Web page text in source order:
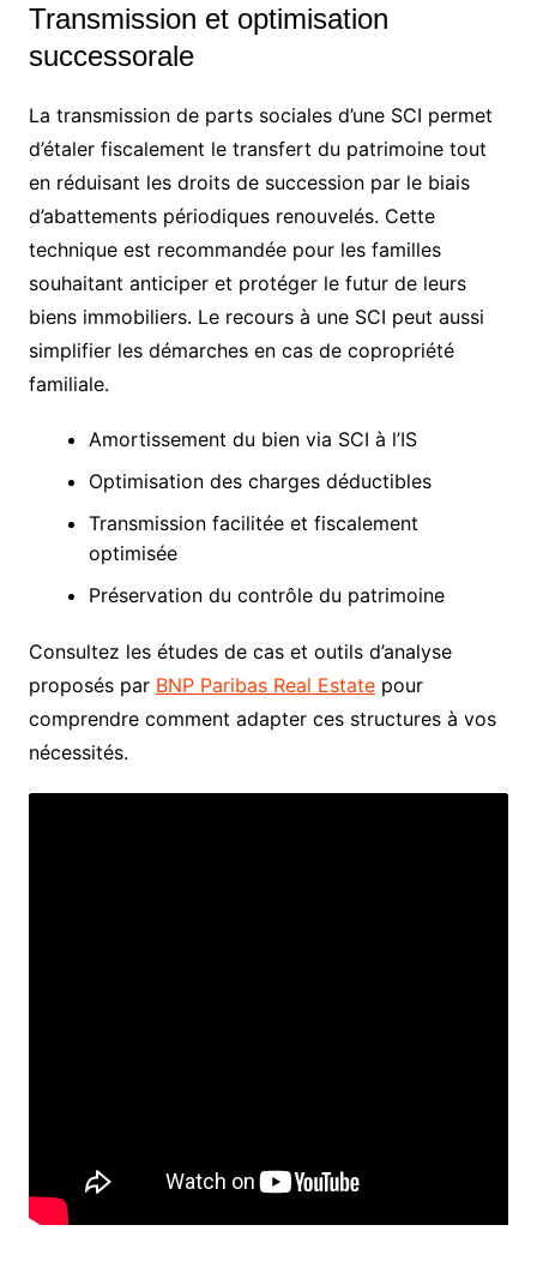
Transmission et optimisation
successorale
La transmission de parts sociales d’une SCI permet
d’étaler fiscalement le transfert du patrimoine tout
en réduisant les droits de succession par le biais
d’abattements périodiques renouvelés. Cette
technique est recommandée pour les familles
souhaitant anticiper et protéger le futur de leurs
biens immobiliers. Le recours à une SCI peut aussi
simplifier les démarches en cas de copropriété
familiale.
Amortissement du bien via SCI à l’IS
Optimisation des charges déductibles
Transmission facilitée et fiscalement
optimisée
Préservation du contrôle du patrimoine
Consultez les études de cas et outils d’analyse
proposés par BNP Paribas Real Estatepour
comprendre comment adapter ces structures à vos
nécessités.